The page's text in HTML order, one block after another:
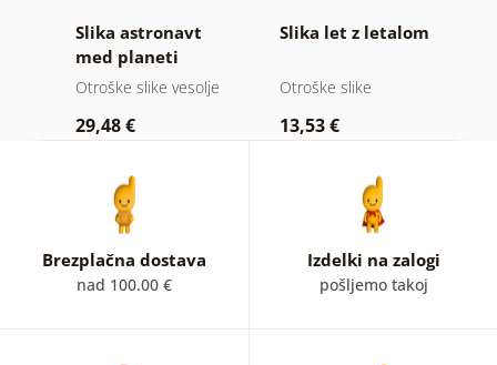
Slika astronavt
med planeti
Otroške slike vesolje
29,48 €
Slika let z letalom
Otroške slike
13,53 €
Brezplačna dostava
nad 100.00 €
Izdelki na zalogi
pošljemo takoj